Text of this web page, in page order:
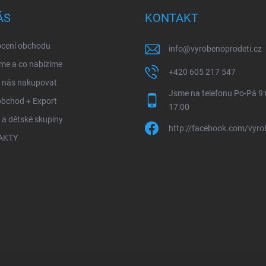
obchodu
a co nabízíme
nás nakupovat
+ Export
a dětské skupiny
KONTAKT
info@vyrobenoprodeti.cz
+420 605 217 547
Jsme na telefonu Po-Pá
17:00
http://facebook.com/